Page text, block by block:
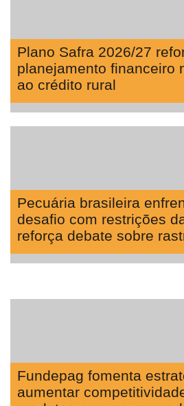
Plano Safra 2026/27
planejamento financeiro
ao crédito rural
Pecuária brasileira
desafio com restrições
reforça debate sobre
Fundepag fomenta
aumentar